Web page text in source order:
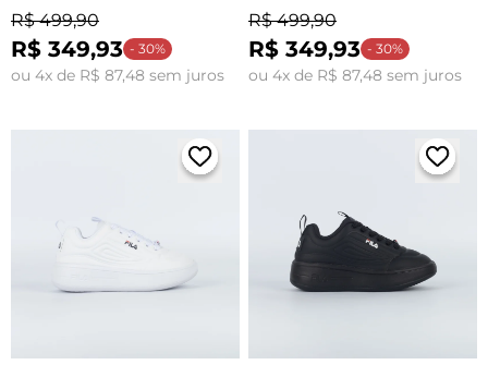
R$ 499,90
R$ 349,93 - 30%
ou 4x de R$ 87,48 sem juros
R$ 499,90
R$ 349,93 - 30%
ou 4x de R$ 87,48 sem juros